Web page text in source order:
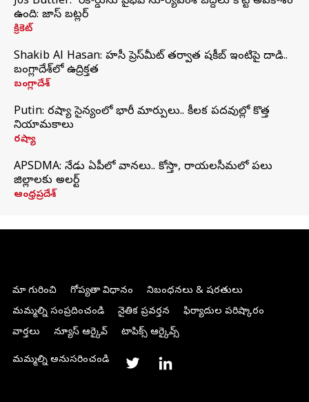
ఉంది: జాస్ బట్లర్
క్రికెట్
Shakib Al Hasan: హసీనా ప్రెస్‌మీట్‌ తర్వాత షకీబ్‌ ఇంటిపై దాడి..
బంగ్లాదేశ్‌లో ఉద్రిక్తత
బంగ్లాదేశ్
Putin: రష్యా సైన్యంలో భారీ మార్పులు.. కీలక పదవుల్లో కొత్త
నియామకాలు
రష్యా
APSDMA: నేడు ఏపీలో వానలు.. కోస్తా, రాయలసీమలో పలు
జిల్లాలకు అలర్ట్
ఆంధ్రప్రదేశ్
మా గురించి గోప్యతా విధానం
నిబంధనలు & షరతులు
మమ్మల్ని సంప్రదించండి
నైతిక ప్రవర్తన
ఫిర్యాదుల పరిష్కారం
వార్తలు
న్యూస్ ఆర్కైవ్ టాపిక్స్ ఆర్కైవ్స్
మమ్మల్ని అనుసరించండి